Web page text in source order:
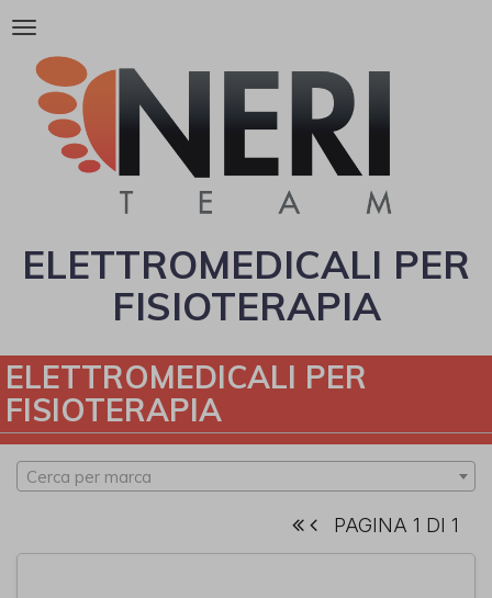
Attiva/disattiva
navigazione
ELETTROMEDICALI PER
FISIOTERAPIA
ELETTROMEDICALI PER
FISIOTERAPIA
Cerca per marca
PAGINA 1 DI 1